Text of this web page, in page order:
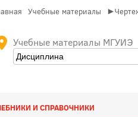
Учебные материалы
Учебные материалы МГУИЭ
И СПРАВОЧНИКИ